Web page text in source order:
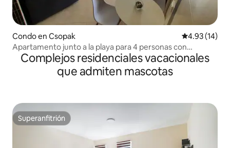
Condo en Csopak Calificación
4.93 (14)
Apartamento junto a la playa para 4 personas con
conexión al jardín
Complejos residenciales vacacionales
que admiten mascotas
Superanfitrión
Superanfitrión